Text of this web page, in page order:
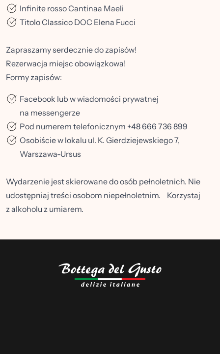
Infinite rosso Cantinaa Maeli
Titolo Classico DOC Elena Fucci
Zapraszamy serdecznie do zapisów!
Rezerwacja miejsc obowiązkowa!
Formy zapisów:
Facebook lub w wiadomości prywatnej
na messengerze
Pod numerem telefonicznym +48 666 736 899
Osobiście w lokalu ul. K. Gierdziejewskiego 7,
Warszawa-Ursus
Wydarzenie jest skierowane do osób pełnoletnich. Nie
udostępniaj treści osobom niepełnoletnim. Korzystaj
z alkoholu z umiarem.